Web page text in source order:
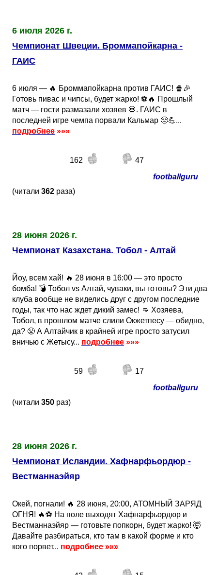
6 июля 2026 г.
Чемпионат Швеции. Броммапойкарна -
ГАИС
6 июля — 🔥 Броммапойкарна против ГАИС! 🍿🎉
Готовь пивас и чипсы, будет жарко! ⚽🔥 Прошлый
матч — гости размазали хозяев 💀. ГАИС в
последней игре чемпа порвали Кальмар 😤💪...
подробнее »»»
162
47
footballguru
(читали 362 раза)
28 июня 2026 г.
Чемпионат Казахстана. Тобол - Алтай
Йоу, всем хай! 🔥 28 июня в 16:00 — это просто
бомба! 💣 Тобол vs Алтай, чуваки, вы готовы? Эти два
клуба вообще не виделись друг с другом последние
годы, так что нас ждет дикий замес! 👊 Хозяева,
Тобол, в прошлом матче слили Окжетпесу — обидно,
да? 😤 А Алтайчик в крайней игре просто затусил
вничью с Жетысу... подробнее »»»
59
17
footballguru
(читали 350 раз)
28 июня 2026 г.
Чемпионат Исландии. Хафнарфьордюр -
Вестманнаэйяр
Окей, погнали! 🔥 28 июня, 20:00, АТОМНЫЙ ЗАРЯД
ОГНЯ! 🔥⚽️ На поле выходят Хафнарфьордюр и
Вестманнаэйяр — готовьте попкорн, будет жарко! 🤯
Давайте разбираться, кто там в какой форме и кто
кого порвет... подробнее »»»